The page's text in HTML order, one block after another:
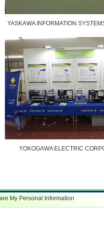
YASKAWA INFORMATION
YOKOGAWA ELECTRIC
My Personal Information